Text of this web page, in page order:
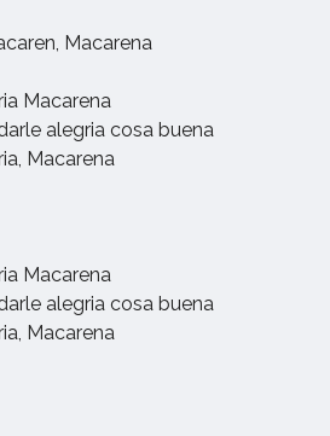
Macarena
Macarena
alegria cosa buena
Macarena
Macarena
alegria cosa buena
Macarena